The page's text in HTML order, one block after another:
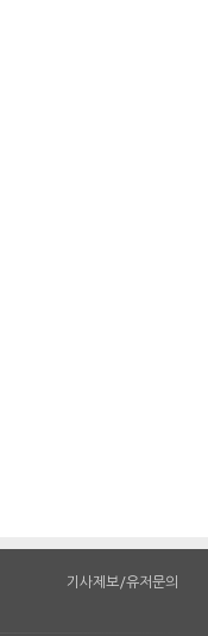
기사제보/유저문의